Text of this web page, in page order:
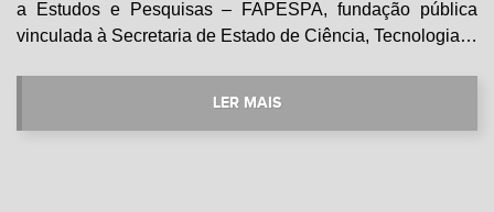
a Estudos e Pesquisas – FAPESPA, fundação pública
vinculada à Secretaria de Estado de Ciência, Tecnologia…
LER MAIS